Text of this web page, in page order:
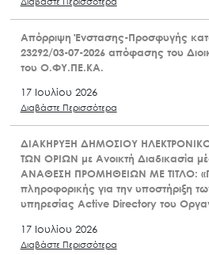
Απόρριψη Ένστασης-Προσφυγής
23292/03-07-2026 απόφασης του
του Ο.ΦΥ.ΠΕ.ΚΑ.
17 Ιουλίου 2026
Διαβάστε Περισσότερα
ΔΙΑΚΗΡΥΞΗ ΔΗΜΟΣΙΟΥ
ΤΩΝ ΟΡΙΩΝ με Ανοικτή Διαδικασία
ΑΝΑΘΕΣΗ ΠΡΟΜΗΘΕΙΩΝ ΜΕ ΤΙΤΛΟ:
πληροφορικής για την υποστήριξη
υπηρεσίας Active Directory του
17 Ιουλίου 2026
Διαβάστε Περισσότερα